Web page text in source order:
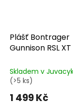
Plášť Bontrager
Gunnison RSL XT
Skladem v
(>5 ks)
1 499 Kč